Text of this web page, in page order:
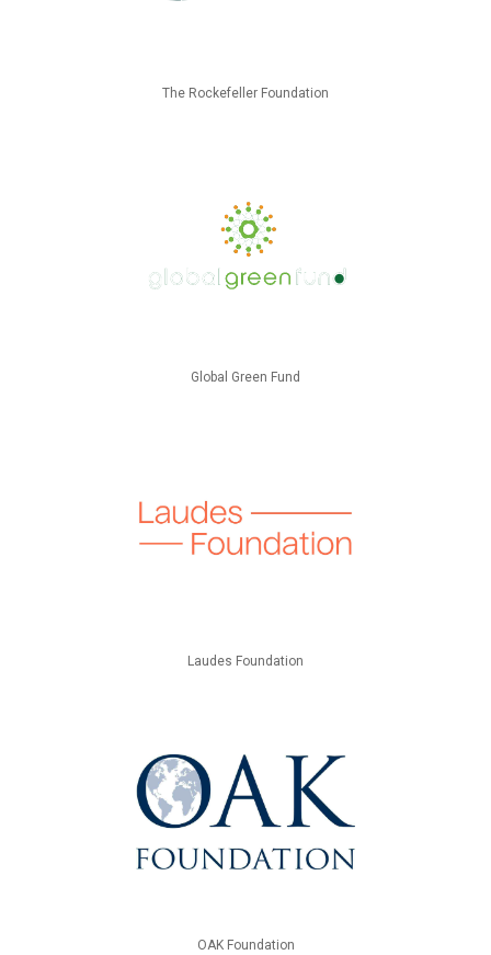
The Rockefeller Foundation
Global Green Fund
Laudes Foundation
OAK Foundation